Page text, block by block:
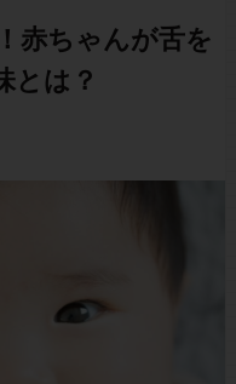
赤ちゃんが舌を
とは？